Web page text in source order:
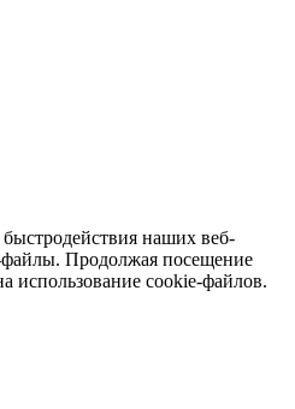
наших веб-
файлы. Продолжая посещение
использование cookie-файлов.